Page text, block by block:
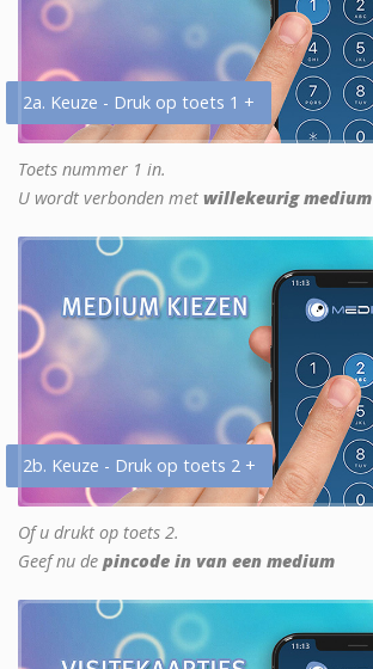
2a. Keuze - Druk op toets 1 +
Toets nummer 1 in.
U wordt verbonden met willekeurig medium
2b. Keuze - Druk op toets 2 +
Of u drukt op toets 2.
Geef nu de pincode in van een medium